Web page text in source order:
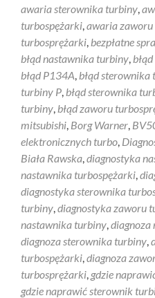
awaria sterownika turbiny,
turbospężarki,awaria
turbosprężarki, bezpłatne
błąd nastawnika turbiny,
błąd P134A, błąd sterownika
turbiny P, błąd sterownika
turbiny, błąd zaworu
mitsubishi, Borg Warner,
elektronicznych turbo,
Biała Rawska,diagnostyka
nastawnika turbospężarki,
diagnostyka sterownika
turbiny,diagnostyka zaworu
nastawnika turbiny,diagnoza
diagnoza sterownika turbiny,
turbospężarki,diagnoza
turbosprężarki, gdzie
gdzie naprawić sterownik